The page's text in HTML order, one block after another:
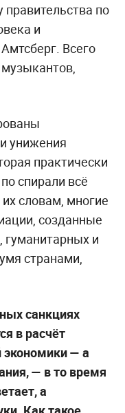
по
и
Всего
унижения
практически
спирали всё
словам, многие
созданные
гуманитарных и
странами,
санкциях
в расчёт
экономики — а
— в то время
а